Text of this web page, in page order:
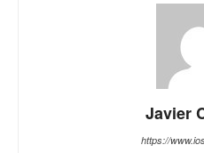
Javier
https://